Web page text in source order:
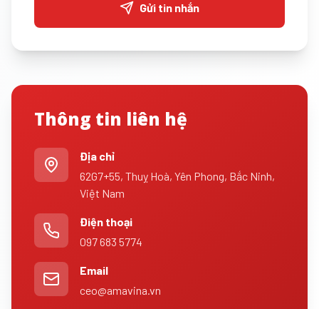
Gửi tin nhắn
Thông tin liên hệ
Địa chỉ
62G7+55, Thuỵ Hoà, Yên Phong, Bắc Ninh,
Việt Nam
Điện thoại
097 683 5774
Email
ceo@amavina.vn